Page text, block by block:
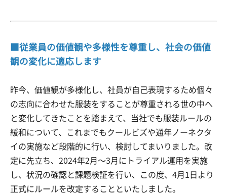
■従業員の価値観や多様性を尊重し、社会の価値
観の変化に適応します
昨今、価値観が多様化し、社員が自己表現するため個々
の志向に合わせた服装をすることが尊重される世の中へ
と変化してきたことを踏まえて、当社でも服装ルールの
緩和について、これまでもクールビズや通年ノーネクタ
イの実施など段階的に行い、検討してまいりました。改
定に先立ち、2024年2月～3月にトライアル運用を実施
し、状況の確認と課題検証を行い、この度、4月1日より
正式にルールを改定することといたしました。